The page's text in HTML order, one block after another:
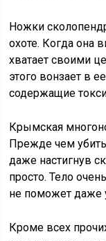
Ножки
охоте. Когда она
хватает своими
этого вонзает в
содержащие
Крымская
Прежде чем убить
даже настигнув
просто. Тело
не поможет даже
Кроме всех